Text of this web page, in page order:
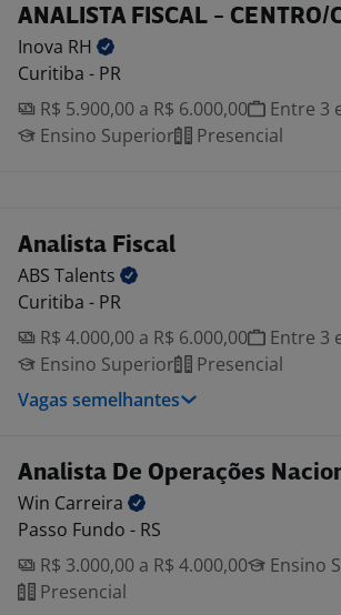
ANALISTA FISCAL - CENTRO/
Inova RH
Curitiba - PR
R$ 5.900,00 a R$ 6.000,00
Entre 3
Ensino Superior
Presencial
Analista Fiscal
ABS Talents
Curitiba - PR
R$ 4.000,00 a R$ 6.000,00
Entre 3
Ensino Superior
Presencial
Vagas semelhantes
Analista De Operações
Win Carreira
Passo Fundo - RS
R$ 3.000,00 a R$ 4.000,00
Ensino
Presencial